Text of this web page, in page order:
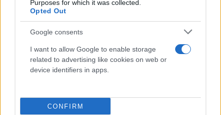
Purposes for which it was collected.
Opted Out
Google consents
I want to allow Google to enable storage
related to advertising like cookies on web or
device identifiers in apps.
CONFIRM
εξαιρετικά επιτυχημένου μιούζικαλ, θα
κυκλοφορήσει μέσα στον μήνα σε όλον τον κόσμο.